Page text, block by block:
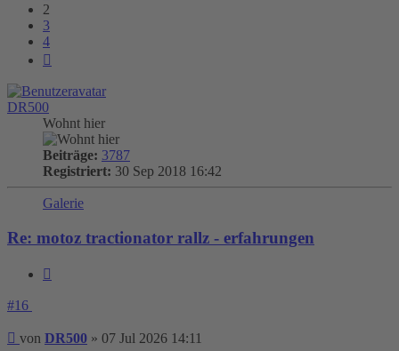
2
3
4
DR500
Wohnt hier
Beiträge: 3787
Registriert: 30 Sep 2018 16:42
Galerie
Re: motoz tractionator rallz - erfahrungen
#16
Beitrag
von DR500 » 07 Jul 2026 14:11